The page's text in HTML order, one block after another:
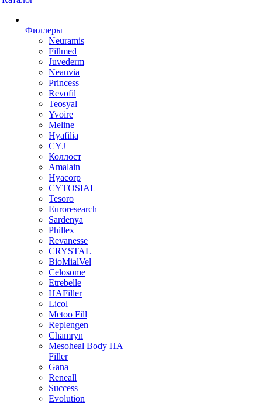
Филлеры
Neuramis
Fillmed
Juvederm
Neauvia
Princess
Revofil
Teosyal
Yvoire
Meline
Hyafilia
CYJ
Коллост
Amalain
Hyacorp
CYTOSIAL
Tesoro
Euroresearch
Sardenya
Phillex
Revanesse
CRYSTAL
BioMialVel
Celosome
Etrebelle
HAFiller
Licol
Metoo Fill
Replengen
Chamryn
Mesoheal Body HA
Filler
Gana
Reneall
Success
Evolution